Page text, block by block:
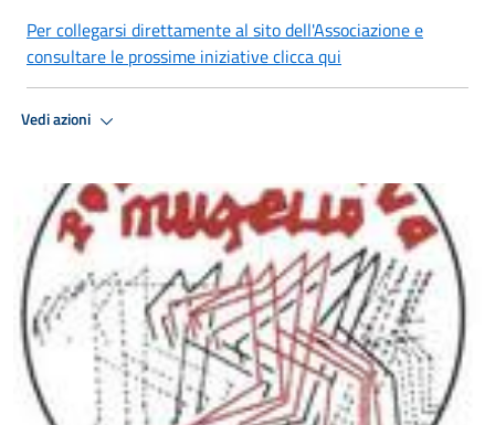
Per collegarsi direttamente al sito dell'Associazione e
consultare le prossime iniziative clicca qui
Vedi azioni